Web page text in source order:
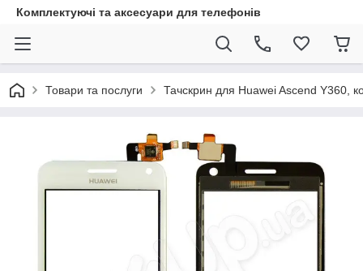
Комплектуючі та аксесуари для телефонів
Товари та послуги Тачскрин для Huawei Ascend Y360,